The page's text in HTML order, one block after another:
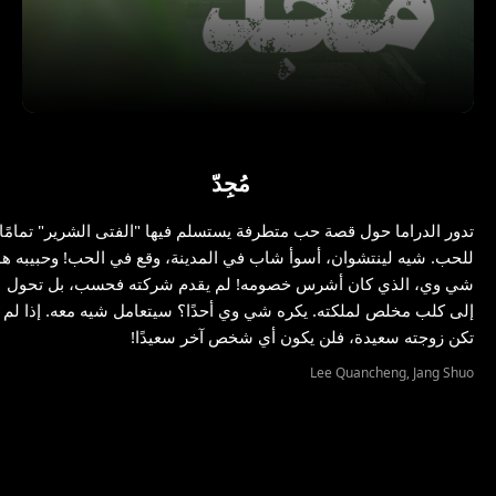
مُجِدّ
تدور الدراما حول قصة حب متطرفة يستسلم فيها "الفتى الشرير" تمامًا
للحب. شيه لينتشوان، أسوأ شاب في المدينة، وقع في الحب! وحبيبه
شي وي، الذي كان أشرس خصومه! لم يقدم شركته فحسب، بل تحول
إلى كلب مخلص لملكته. يكره شي وي أحدًا؟ سيتعامل شيه معه. إذا لم
تكن زوجته سعيدة، فلن يكون أي شخص آخر سعيدًا!
Lee Quancheng, Jang Shuo